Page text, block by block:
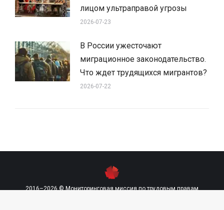
лицом ультраправой угрозы
2026-07-23
В России ужесточают
миграционное законодательство.
Что ждет трудящихся мигрантов?
2026-07-22
2016–2026 © Мониторинговая миссия по трудовым правам